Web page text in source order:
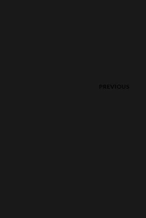
PREVIOUS